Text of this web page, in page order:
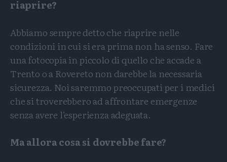
riaprire?
Abbiamo sempre detto che riaprire nelle
condizioni in cui si era prima non ha senso. Fare
una fotocopia in piccolo di quello che accade a
Trento o a Rovereto non darebbe la necessaria
sicurezza. Noi saremmo preoccupati per i medici
che si troverebbero ad affrontare emergenze
senza avere l’esperienza adeguata.
Ma allora cosa si dovrebbe fare?